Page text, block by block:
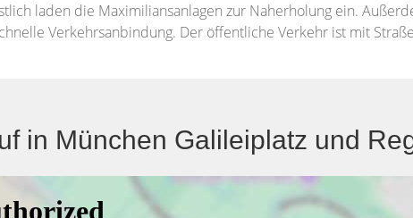
laden die Maximiliansanlagen zur Naherholung ein.
Verkehrsanbindung. Der öffentliche Verkehr ist mit
in München Galileiplatz und